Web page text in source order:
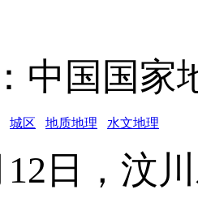
中国国家
城区 地质地理 水文地理
12日，汶